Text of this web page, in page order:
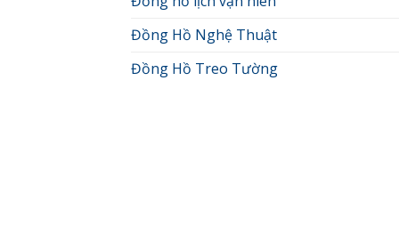
Đồng Hồ Nghệ Thuật
Đồng Hồ Treo Tường